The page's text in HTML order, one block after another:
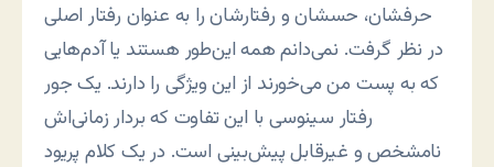
حرفشان، حسشان و رفتارشان را به عنوان رفتار اصلی
در نظر گرفت. نمی‌دانم همه این‌طور هستند یا آدم‌هایی
که به پست من می‌خورند از این ویژگی را دارند. یک جور
رفتار سینوسی با این تفاوت که بردار زمانی‌اش
نامشخص و غیرقابل پیش‌بینی است. در یک کلام پریود